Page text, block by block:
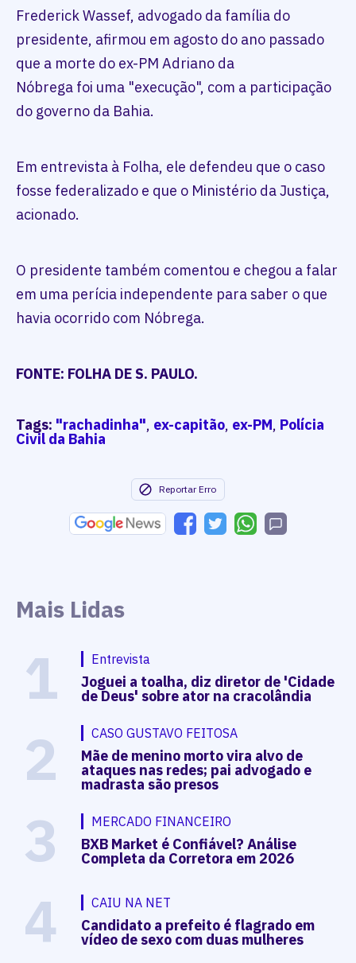
Frederick Wassef, advogado da família do
presidente, afirmou em agosto do ano passado
que a morte do ex-PM Adriano da
Nóbrega foi uma "execução", com a participação
do governo da Bahia.
Em entrevista à Folha, ele defendeu que o caso
fosse federalizado e que o Ministério da Justiça,
acionado.
O presidente também comentou e chegou a falar
em uma perícia independente para saber o que
havia ocorrido com Nóbrega.
FONTE: FOLHA DE S. PAULO.
Tags: "rachadinha", ex-capitão, ex-PM, Polícia
Civil da Bahia
Reportar Erro
Mais Lidas
1 Entrevista
Joguei a toalha, diz diretor de 'Cidade
de Deus' sobre ator na cracolândia
2 CASO GUSTAVO FEITOSA
Mãe de menino morto vira alvo de
ataques nas redes; pai advogado e
madrasta são presos
3 MERCADO FINANCEIRO
BXB Market é Confiável? Análise
Completa da Corretora em 2026
4 CAIU NA NET
Candidato a prefeito é flagrado em
vídeo de sexo com duas mulheres